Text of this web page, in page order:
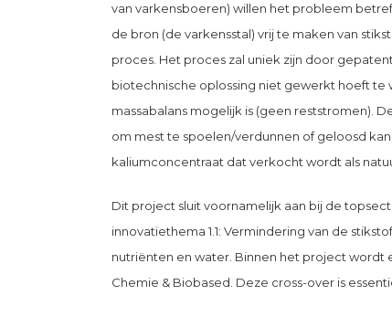
van varkensboeren) willen het probleem
de bron (de varkensstal) vrij te maken van
proces. Het proces zal uniek zijn door
biotechnische oplossing niet gewerkt hoeft
massabalans mogelijk is (geen reststromen).
om mest te spoelen/verdunnen of geloosd
kaliumconcentraat dat verkocht wordt als
Dit project sluit voornamelijk aan bij de
innovatiethema 1.1: Vermindering van de
nutriënten en water. Binnen het project wordt
Chemie & Biobased. Deze cross-over is